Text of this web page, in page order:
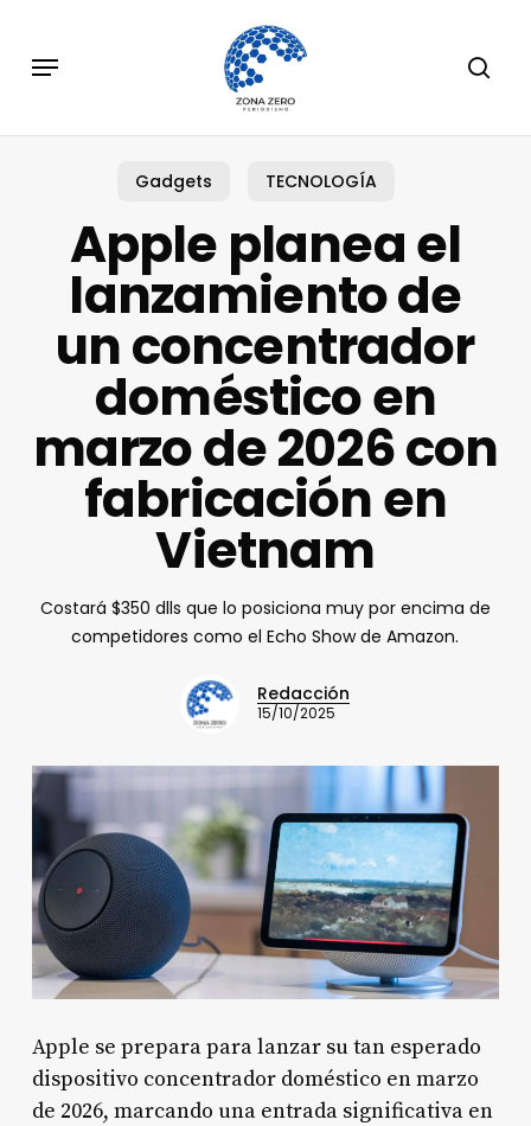
main
Menu
Gadgets TECNOLOGÍA
Apple planea el
lanzamiento de
un concentrador
doméstico en
marzo de 2026 con
fabricación en
Vietnam
Costará $350 dlls que lo posiciona muy por encima de
competidores como el Echo Show de Amazon.
Redacción
15/10/2025
Apple se prepara para lanzar su tan esperado
dispositivo concentrador doméstico en marzo
de 2026, marcando una entrada significativa en